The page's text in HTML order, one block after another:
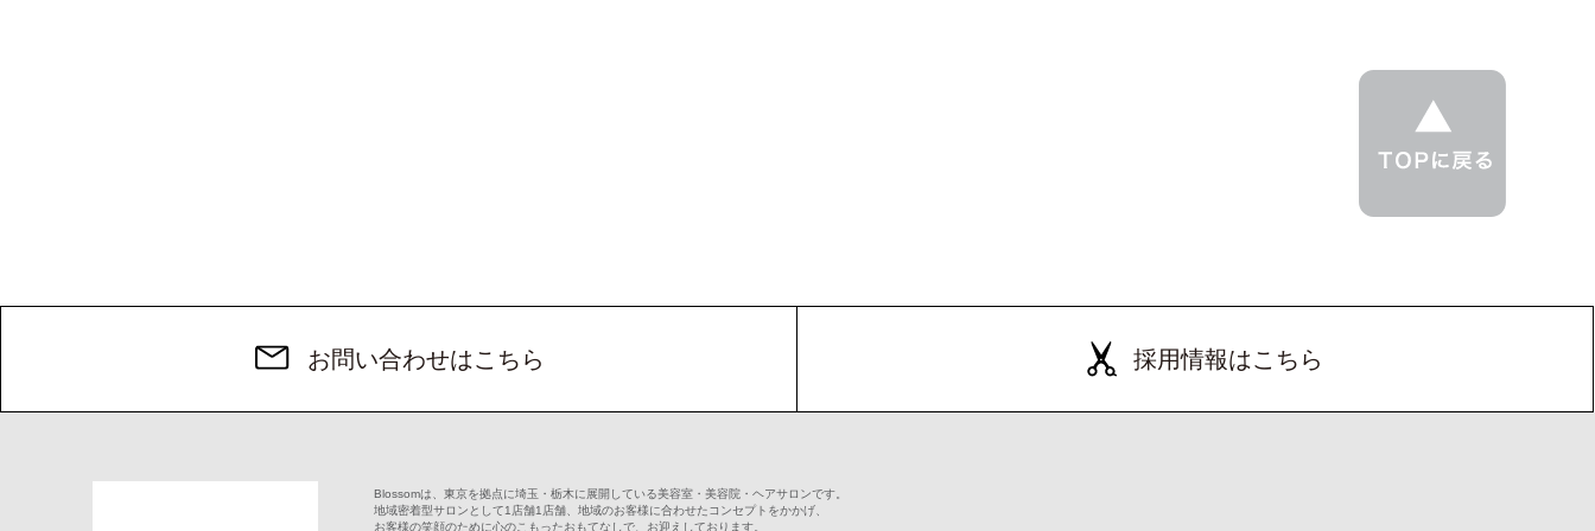
お問い合わせはこちら 採用情報はこちら
Blossomは、東京を拠点に埼玉・栃木に展開している美容室・美容院・ヘアサロンです。
地域密着型サロンとして1店舗1店舗、地域のお客様に合わせたコンセプトをかかげ、
お客様の笑顔のために心のこもったおもてなしで、お迎えしております。